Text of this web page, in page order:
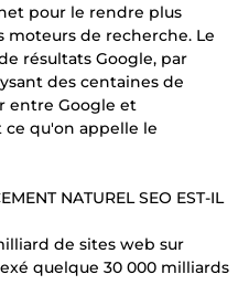
pour le rendre plus
moteurs de recherche. Le
résultats Google, par
des centaines de
entre Google et
ce qu'on appelle le
NATUREL SEO EST-IL
de sites web sur
quelque 30 000 milliards